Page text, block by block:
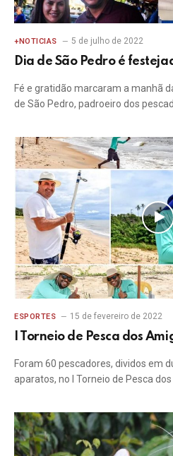
+NOTICIAS 5 de julho de 2022
Dia de São Pedro é
Fé e gratidão marcaram a manhã
de São Pedro, padroeiro dos
ESPORTES 15 de fevereiro de 2022
I Torneio de Pesca dos
Foram 60 pescadores, dividos em
aparatos, no I Torneio de Pesca